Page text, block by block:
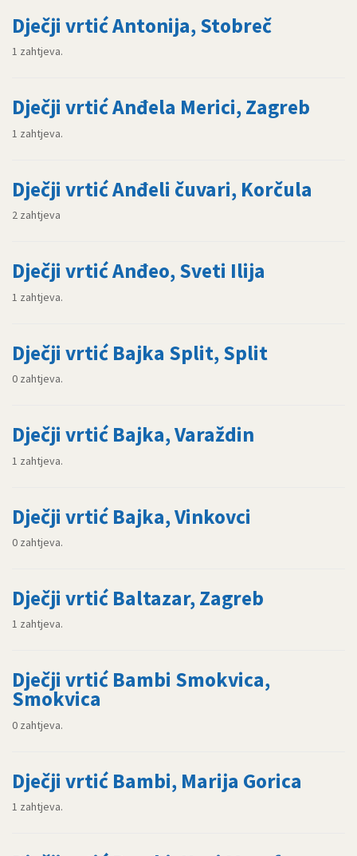
Dječji vrtić Antonija, Stobreč
1 zahtjeva.
Dječji vrtić Anđela Merici, Zagreb
1 zahtjeva.
Dječji vrtić Anđeli čuvari, Korčula
2 zahtjeva
Dječji vrtić Anđeo, Sveti Ilija
1 zahtjeva.
Dječji vrtić Bajka Split, Split
0 zahtjeva.
Dječji vrtić Bajka, Varaždin
1 zahtjeva.
Dječji vrtić Bajka, Vinkovci
0 zahtjeva.
Dječji vrtić Baltazar, Zagreb
1 zahtjeva.
Dječji vrtić Bambi Smokvica,
Smokvica
0 zahtjeva.
Dječji vrtić Bambi, Marija Gorica
1 zahtjeva.